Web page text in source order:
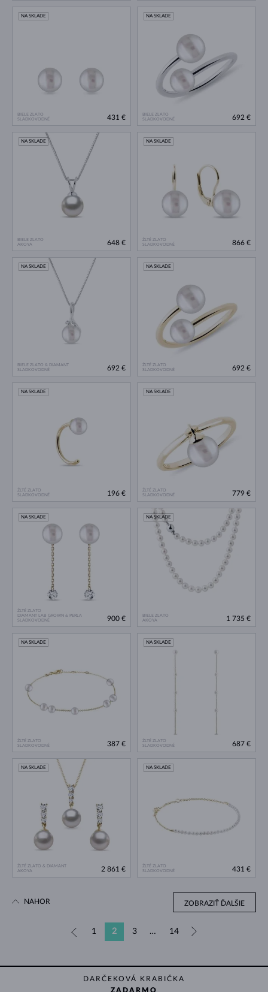
BIELE ZLATO
SLADKOVODNÉ
NA SKLADE
431 €
BIELE ZLATO
SLADKOVODNÉ
NA SKLADE
692 €
BIELE ZLATO
AKOYA
NA SKLADE
648 €
ŽLTÉ ZLATO
SLADKOVODNÉ
NA SKLADE
866 €
BIELE ZLATO & DIAMANT
SLADKOVODNÉ
NA SKLADE
692 €
ŽLTÉ ZLATO
SLADKOVODNÉ
NA SKLADE
692 €
ŽLTÉ ZLATO
SLADKOVODNÉ
NA SKLADE
196 €
ŽLTÉ ZLATO
SLADKOVODNÉ
NA SKLADE
779 €
ŽLTÉ ZLATO
DIAMANT LAB GROWN & PERLA
SLADKOVODNÉ
NA SKLADE
900 €
BIELE ZLATO
AKOYA
NA SKLADE
1 735 €
ŽLTÉ ZLATO
SLADKOVODNÉ
NA SKLADE
387 €
ŽLTÉ ZLATO
SLADKOVODNÉ
NA SKLADE
687 €
ŽLTÉ ZLATO & DIAMANT
AKOYA
NA SKLADE
2 861 €
ŽLTÉ ZLATO
SLADKOVODNÉ
NA SKLADE
431 €
ZOBRAZIŤ ĎALŠIE
1 2 3 … 14
NAHOR
DARČEKOVÁ KRABIČKA
ZADARMO